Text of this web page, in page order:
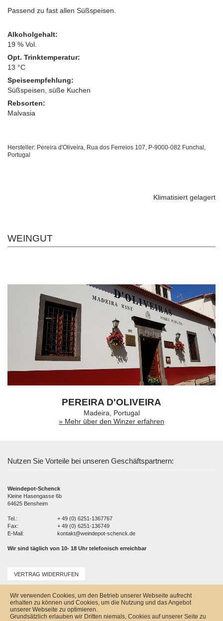
Passend zu fast allen Süßspeisen.
Alkoholgehalt:
19 % Vol.
Opt. Trinktemperatur:
13 °C
Speiseempfehlung:
Süßspeisen, süße Kuchen
Rebsorten:
Malvasia
Hersteller: Pereira d'Oliveira, Rua dos Ferreios 107, P-9000-082 Funchal,
Portugal
Klimatisiert gelagert
WEINGUT
PEREIRA D'OLIVEIRA
Madeira, Portugal
» Mehr über den Winzer erfahren
Nutzen Sie Vorteile bei unseren Geschäftspartnern:
Weindepot-Schenck
Kleine Hasengasse 6b
64625 Bensheim
Tel.:
+ 49 (0) 6251-1367767
Fax:
+ 49 (0) 6251-136749
E-Mail:
kontakt@weindepot-schenck.de
Wir sind täglich von 10- 18 Uhr telefonisch erreichbar
VERTRAG WIDERRUFEN
Versandkosten
Kontakt
Zahlungsmöglichkeiten
Wir verwenden Cookies, um den Betrieb unserer Webseite aufrecht
erhalten zu können und Cookies, um die Nutzung und das Angebot
unserer Webseite zu optimieren.
Grundsätzlich erlauben wir Dritten niemals, Cookies auf unserer Seite zu